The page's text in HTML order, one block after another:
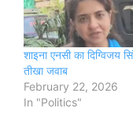
शाइना एनसी का दिग्विजय
तीखा जवाब
February 22, 2026
In "Politics"